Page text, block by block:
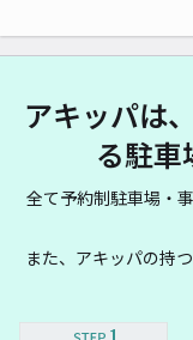
アキッパは
る駐
全て予約制駐車場・
また、アキッパの持